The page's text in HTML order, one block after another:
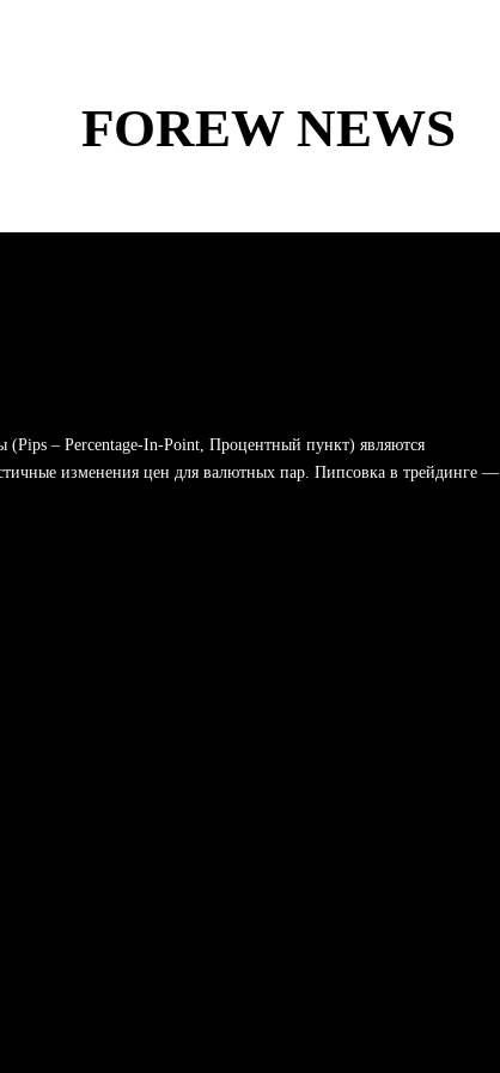
FOREW NEWS
– Percentage-In-Point, Процентный пункт) являются
изменения цен для валютных пар. Пипсовка в трейдинге —